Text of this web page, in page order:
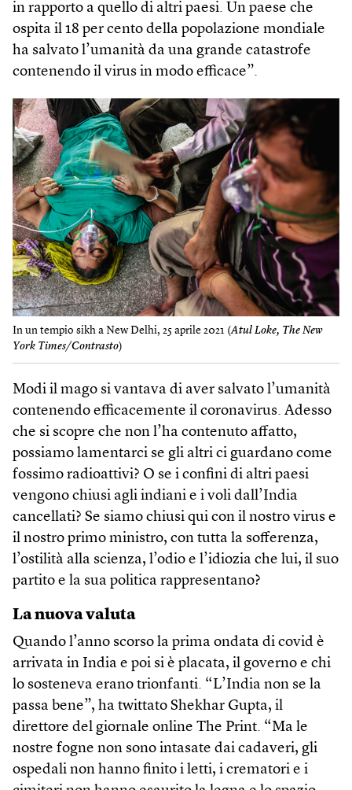
in rapporto a quello di altri paesi. Un paese che
ospita il 18 per cento della popolazione mondiale
ha salvato l’umanità da una grande catastrofe
contenendo il virus in modo efficace”.
In un tempio sikh a New Delhi, 25 aprile 2021 (Atul Loke, The New
York ​Times/Contrasto)
Modi il mago si vantava di aver salvato l’umanità
contenendo efficacemente il coronavirus. Adesso
che si scopre che non l’ha contenuto affatto,
possiamo lamentarci se gli altri ci guardano come
fossimo radioattivi? O se i confini di altri paesi
vengono chiusi agli indiani e i voli dall’India
cancellati? Se siamo chiusi qui con il nostro virus e
il nostro primo ministro, con tutta la sofferenza,
l’ostilità alla scienza, l’odio e l’idiozia che lui, il suo
partito e la sua politica rappresentano?
La nuova valuta
Quando l’anno scorso la prima ondata di covid è
arrivata in India e poi si è placata, il governo e chi
lo sosteneva erano trionfanti. “L’India non se la
passa bene”, ha twittato Shekhar Gupta, il
direttore del giornale online The Print. “Ma le
nostre fogne non sono intasate dai cadaveri, gli
ospedali non hanno finito i letti, i crematori e i